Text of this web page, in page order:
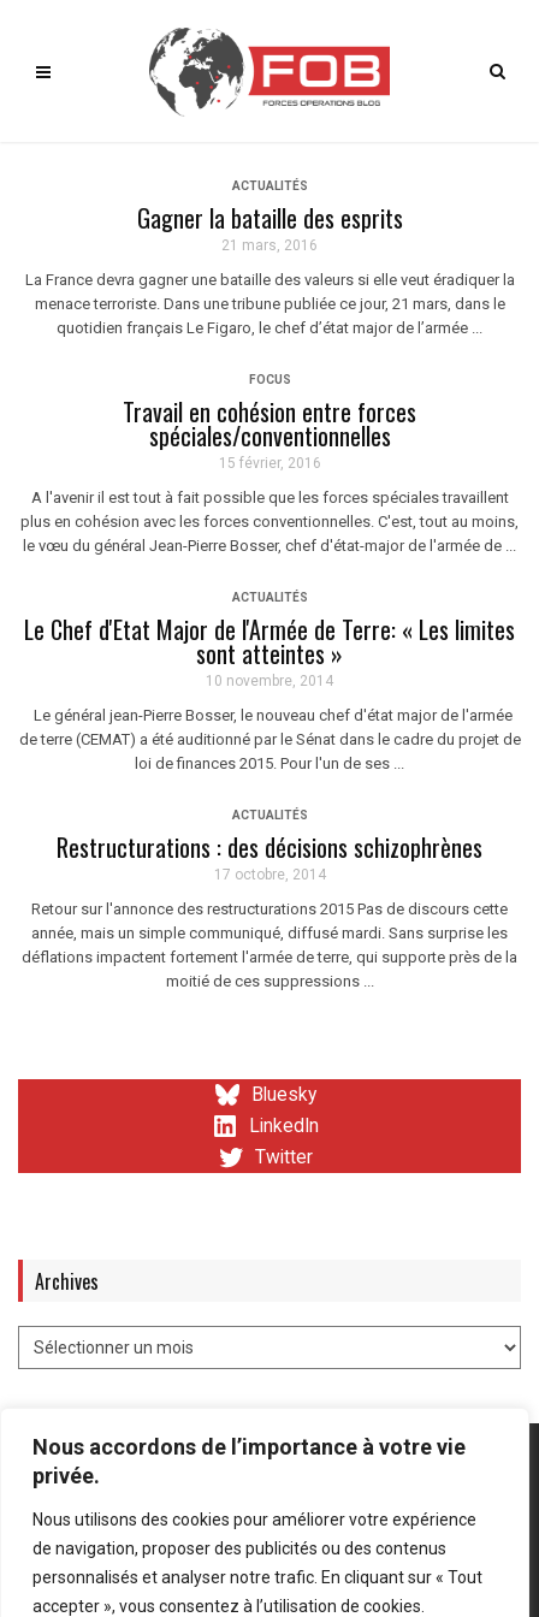
Nous accordons de l’importance à votre vie
privée.
Nous utilisons des cookies pour améliorer votre expérience
de navigation, proposer des publicités ou des contenus
personnalisés et analyser notre trafic. En cliquant sur « Tout
accepter », vous consentez à l’utilisation de cookies.
ACTUALITÉS
Gagner la bataille des esprits
21 mars, 2016
La France devra gagner une bataille des valeurs si elle veut éradiquer la
menace terroriste. Dans une tribune publiée ce jour, 21 mars, dans le
quotidien français Le Figaro, le chef d’état major de l’armée ...
FOCUS
Travail en cohésion entre forces
spéciales/conventionnelles
15 février, 2016
A l'avenir il est tout à fait possible que les forces spéciales travaillent
plus en cohésion avec les forces conventionnelles. C'est, tout au moins,
le vœu du général Jean-Pierre Bosser, chef d'état-major de l'armée de ...
ACTUALITÉS
Le Chef d'Etat Major de l'Armée de Terre: « Les limites
sont atteintes »
10 novembre, 2014
Le général jean-Pierre Bosser, le nouveau chef d'état major de l'armée
de terre (CEMAT) a été auditionné par le Sénat dans le cadre du projet de
loi de finances 2015. Pour l'un de ses ...
ACTUALITÉS
Restructurations : des décisions schizophrènes
17 octobre, 2014
Retour sur l'annonce des restructurations 2015 Pas de discours cette
année, mais un simple communiqué, diffusé mardi. Sans surprise les
déflations impactent fortement l'armée de terre, qui supporte près de la
moitié de ces suppressions ...
Bluesky
LinkedIn
Twitter
Archives
Mentions légales Politique de confidentialité
Bluesky
LinkedIn
Twitter